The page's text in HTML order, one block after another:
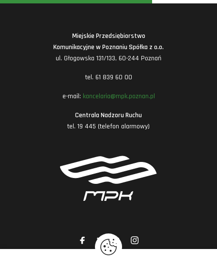
Miejskie Przedsiębiorstwo
Komunikacyjne w Poznaniu Spółka z o.o.
ul. Głogowska 131/133, 60-244 Poznań
tel. 61 839 60 00
e-mail: kancelaria@mpk.poznan.pl
Centrala Nadzoru Ruchu
tel. 19 445 (telefon alarmowy)